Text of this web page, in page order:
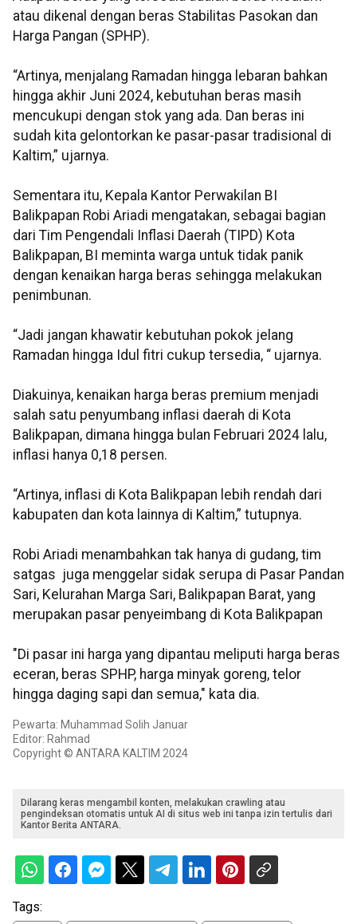
atau dikenal dengan beras Stabilitas Pasokan dan
Harga Pangan (SPHP).
“Artinya, menjalang Ramadan hingga lebaran bahkan
hingga akhir Juni 2024, kebutuhan beras masih
mencukupi dengan stok yang ada. Dan beras ini
sudah kita gelontorkan ke pasar-pasar tradisional di
Kaltim,” ujarnya.
Sementara itu, Kepala Kantor Perwakilan BI
Balikpapan Robi Ariadi mengatakan, sebagai bagian
dari Tim Pengendali Inflasi Daerah (TIPD) Kota
Balikpapan, BI meminta warga untuk tidak panik
dengan kenaikan harga beras sehingga melakukan
penimbunan.
“Jadi jangan khawatir kebutuhan pokok jelang
Ramadan hingga Idul fitri cukup tersedia, “ ujarnya.
Diakuinya, kenaikan harga beras premium menjadi
salah satu penyumbang inflasi daerah di Kota
Balikpapan, dimana hingga bulan Februari 2024 lalu,
inflasi hanya 0,18 persen.
“Artinya, inflasi di Kota Balikpapan lebih rendah dari
kabupaten dan kota lainnya di Kaltim,” tutupnya.
Robi Ariadi menambahkan tak hanya di gudang, tim
satgas juga menggelar sidak serupa di Pasar Pandan
Sari, Kelurahan Marga Sari, Balikpapan Barat, yang
merupakan pasar penyeimbang di Kota Balikpapan
"Di pasar ini harga yang dipantau meliputi harga beras
eceran, beras SPHP, harga minyak goreng, telor
hingga daging sapi dan semua," kata dia.
Pewarta: Muhammad Solih Januar
Editor: Rahmad
Copyright © ANTARA KALTIM 2024
Dilarang keras mengambil konten, melakukan crawling atau
pengindeksan otomatis untuk AI di situs web ini tanpa izin tertulis dari
Kantor Berita ANTARA.
Tags: